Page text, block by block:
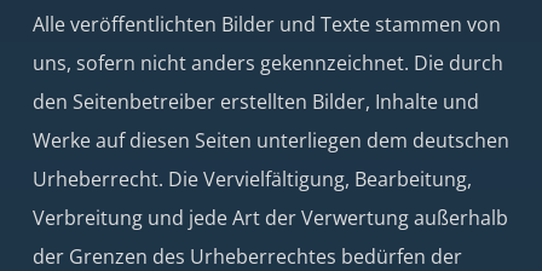
Alle veröffentlichten Bilder und Texte stammen von
uns, sofern nicht anders gekennzeichnet. Die durch
den Seitenbetreiber erstellten Bilder, Inhalte und
Werke auf diesen Seiten unterliegen dem deutschen
Urheberrecht. Die Vervielfältigung, Bearbeitung,
Verbreitung und jede Art der Verwertung außerhalb
der Grenzen des Urheberrechtes bedürfen der